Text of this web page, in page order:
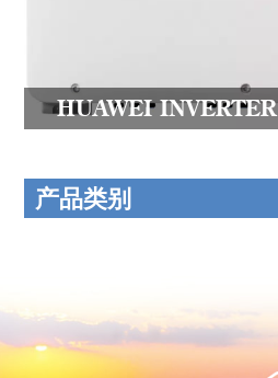
HUAWEI INVERTER
产品类别